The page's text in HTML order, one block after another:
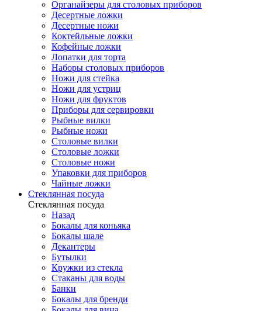
Органайзеры для столовых приборов
Десертные ложки
Десертные ножи
Коктейльные ложки
Кофейные ложки
Лопатки для торта
Наборы столовых приборов
Ножи для стейка
Ножи для устриц
Ножи для фруктов
Приборы для сервировки
Рыбные вилки
Рыбные ножи
Столовые вилки
Столовые ложки
Столовые ножи
Упаковки для приборов
Чайные ложки
Стеклянная посуда
Стеклянная посуда
Назад
Бокалы для коньяка
Бокалы шале
Декантеры
Бутылки
Кружки из стекла
Стаканы для воды
Банки
Бокалы для бренди